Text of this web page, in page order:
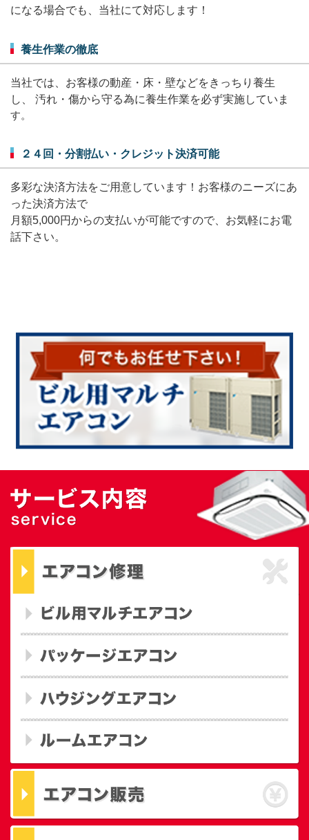
になる場合でも、当社にて対応します！
養生作業の徹底
当社では、お客様の動産・床・壁などをきっちり養生
し、
汚れ・傷から守る為に養生作業を必ず実施していま
す。
２４回・分割払い・クレジット決済可能
多彩な決済方法をご用意しています！ お客様のニーズにあ
った決済方法で
月額5,000円からの支払いが可能ですので、 お気軽にお電
話下さい。